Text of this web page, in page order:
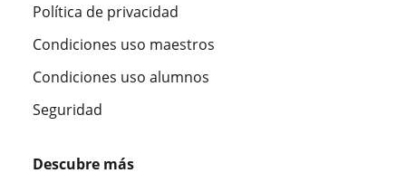
Política de privacidad
Condiciones uso maestros
Condiciones uso alumnos
Seguridad
Descubre más